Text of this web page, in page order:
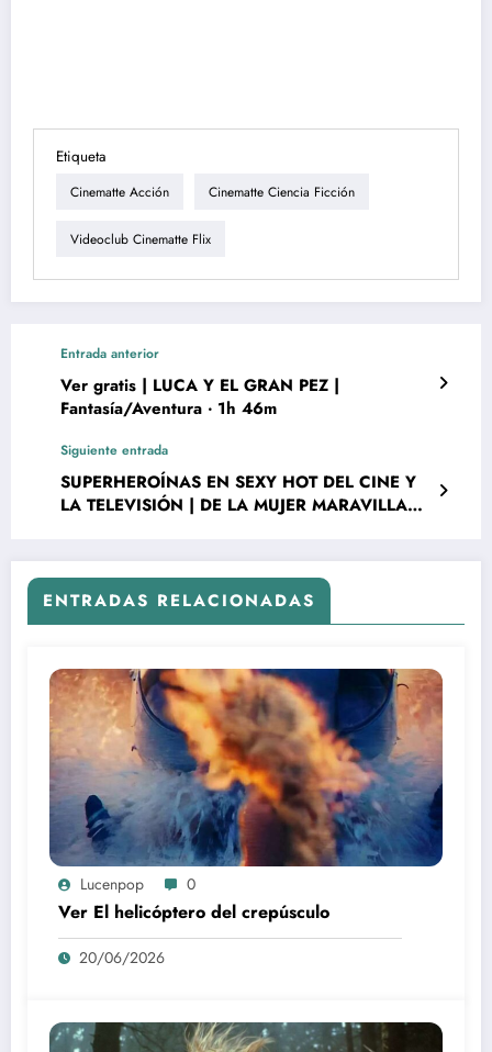
Etiqueta
Cinematte Acción Cinematte Ciencia Ficción
Videoclub Cinematte Flix
Entrada anterior
Ver gratis | LUCA Y EL GRAN PEZ |
Fantasía/Aventura ‧ 1h 46m
Siguiente entrada
SUPERHEROÍNAS EN SEXY HOT DEL CINE Y
LA TELEVISIÓN | DE LA MUJER MARAVILLA
ENTRADAS RELACIONADAS
Lucenpop 0
Ver El helicóptero del crepúsculo
20/06/2026